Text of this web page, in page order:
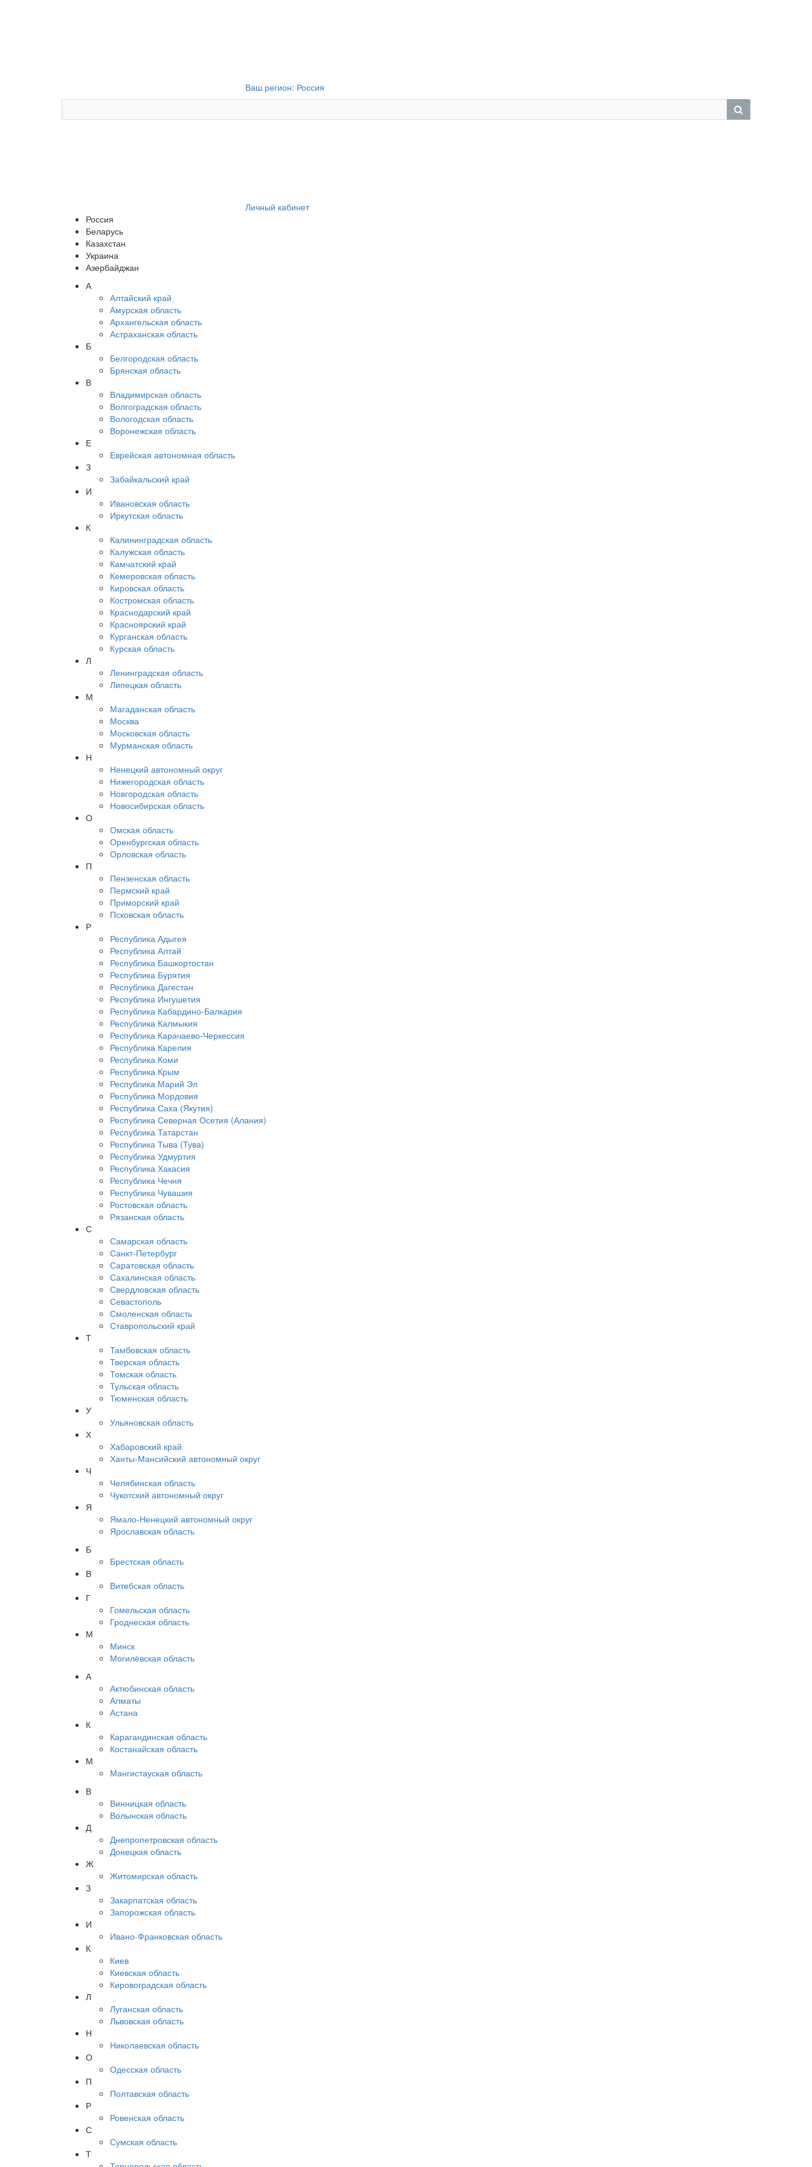
Ваш регион: Россия
Личный кабинет
Россия
Беларусь
Казахстан
Украина
Азербайджан
А
Алтайский край
Амурская область
Архангельская область
Астраханская область
Б
Белгородская область
Брянская область
В
Владимирская область
Волгоградская область
Вологодская область
Воронежская область
Е
Еврейская автономная область
З
Забайкальский край
И
Ивановская область
Иркутская область
К
Калининградская область
Калужская область
Камчатский край
Кемеровская область
Кировская область
Костромская область
Краснодарский край
Красноярский край
Курганская область
Курская область
Л
Ленинградская область
Липецкая область
М
Магаданская область
Москва
Московская область
Мурманская область
Н
Ненецкий автономный округ
Нижегородская область
Новгородская область
Новосибирская область
О
Омская область
Оренбургская область
Орловская область
П
Пензенская область
Пермский край
Приморский край
Псковская область
Р
Республика Адыгея
Республика Алтай
Республика Башкортостан
Республика Бурятия
Республика Дагестан
Республика Ингушетия
Республика Кабардино-Балкария
Республика Калмыкия
Республика Карачаево-Черкессия
Республика Карелия
Республика Коми
Республика Крым
Республика Марий Эл
Республика Мордовия
Республика Саха (Якутия)
Республика Северная Осетия (Алания)
Республика Татарстан
Республика Тыва (Тува)
Республика Удмуртия
Республика Хакасия
Республика Чечня
Республика Чувашия
Ростовская область
Рязанская область
С
Самарская область
Санкт-Петербург
Саратовская область
Сахалинская область
Свердловская область
Севастополь
Смоленская область
Ставропольский край
Т
Тамбовская область
Тверская область
Томская область
Тульская область
Тюменская область
У
Ульяновская область
Х
Хабаровский край
Ханты-Мансийский автономный округ
Ч
Челябинская область
Чукотский автономный округ
Я
Ямало-Ненецкий автономный округ
Ярославская область
Б
Брестская область
В
Витебская область
Г
Гомельская область
Гроднеская область
М
Минск
Могилёвская область
А
Актюбинская область
Алматы
Астана
К
Карагандинская область
Костанайская область
М
Мангистауская область
В
Винницкая область
Волынская область
Д
Днепропетровская область
Донецкая область
Ж
Житомирская область
З
Закарпатская область
Запорожская область
И
Ивано-Франковская область
К
Киев
Киевская область
Кировоградская область
Л
Луганская область
Львовская область
Н
Николаевская область
О
Одесская область
П
Полтавская область
Р
Ровенская область
С
Сумская область
Т